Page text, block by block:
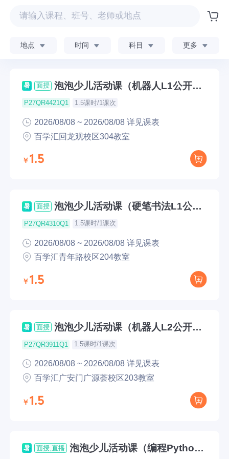
地点 时间 科目 更多
暑 面授
泡泡少儿活动课（机器人L1公开
课）
P27QR4421Q1 1.5课时/1课次
2026/08/08 ~ 2026/08/08 详见课表
百学汇回龙观校区304教室
1.5
暑 面授
泡泡少儿活动课（硬笔书法L1公开
课）
P27QR4310Q1 1.5课时/1课次
2026/08/08 ~ 2026/08/08 详见课表
百学汇青年路校区204教室
1.5
暑 面授
泡泡少儿活动课（机器人L2公开
课）
P27QR3911Q1 1.5课时/1课次
2026/08/08 ~ 2026/08/08 详见课表
百学汇广安门广源荟校区203教室
1.5
暑 面授,直播
泡泡少儿活动课（编程Python